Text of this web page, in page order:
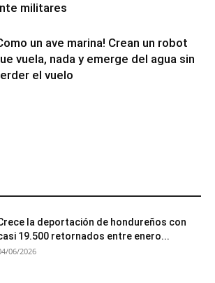
militares
un ave marina! Crean un robot
vuela, nada y emerge del agua sin
el vuelo
la deportación de hondureños con
19.500 retornados entre enero...
06/2026